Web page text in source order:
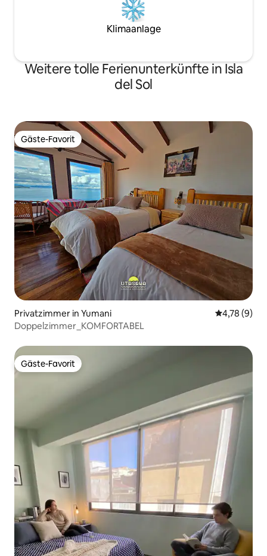
Klimaanlage
Weitere tolle Ferienunterkünfte in Isla
del Sol
Gäste-Favorit
Gäste-Favorit
Privatzimmer in Yumani
4,78 (9)
Doppelzimmer_KOMFORTABEL
Gäste-Favorit
Gäste-Favorit